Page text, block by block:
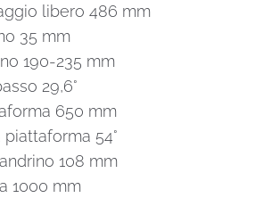
libero 486 mm
35 mm
190-235 mm
29,6°
650 mm
54°
108 mm
1000 mm